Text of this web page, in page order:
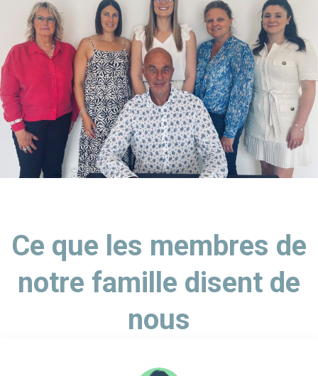
Ce que les membres de
notre famille disent de
nous